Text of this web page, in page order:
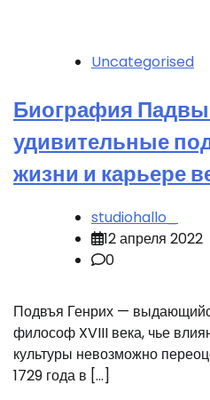
Uncategorised
Биография
удивительные
жизни и карьере
studiohallo_
12 апреля 2022
0
Подвъя Генрих —
философ XVIII века, чье
культуры невозможно
1729 года в […]